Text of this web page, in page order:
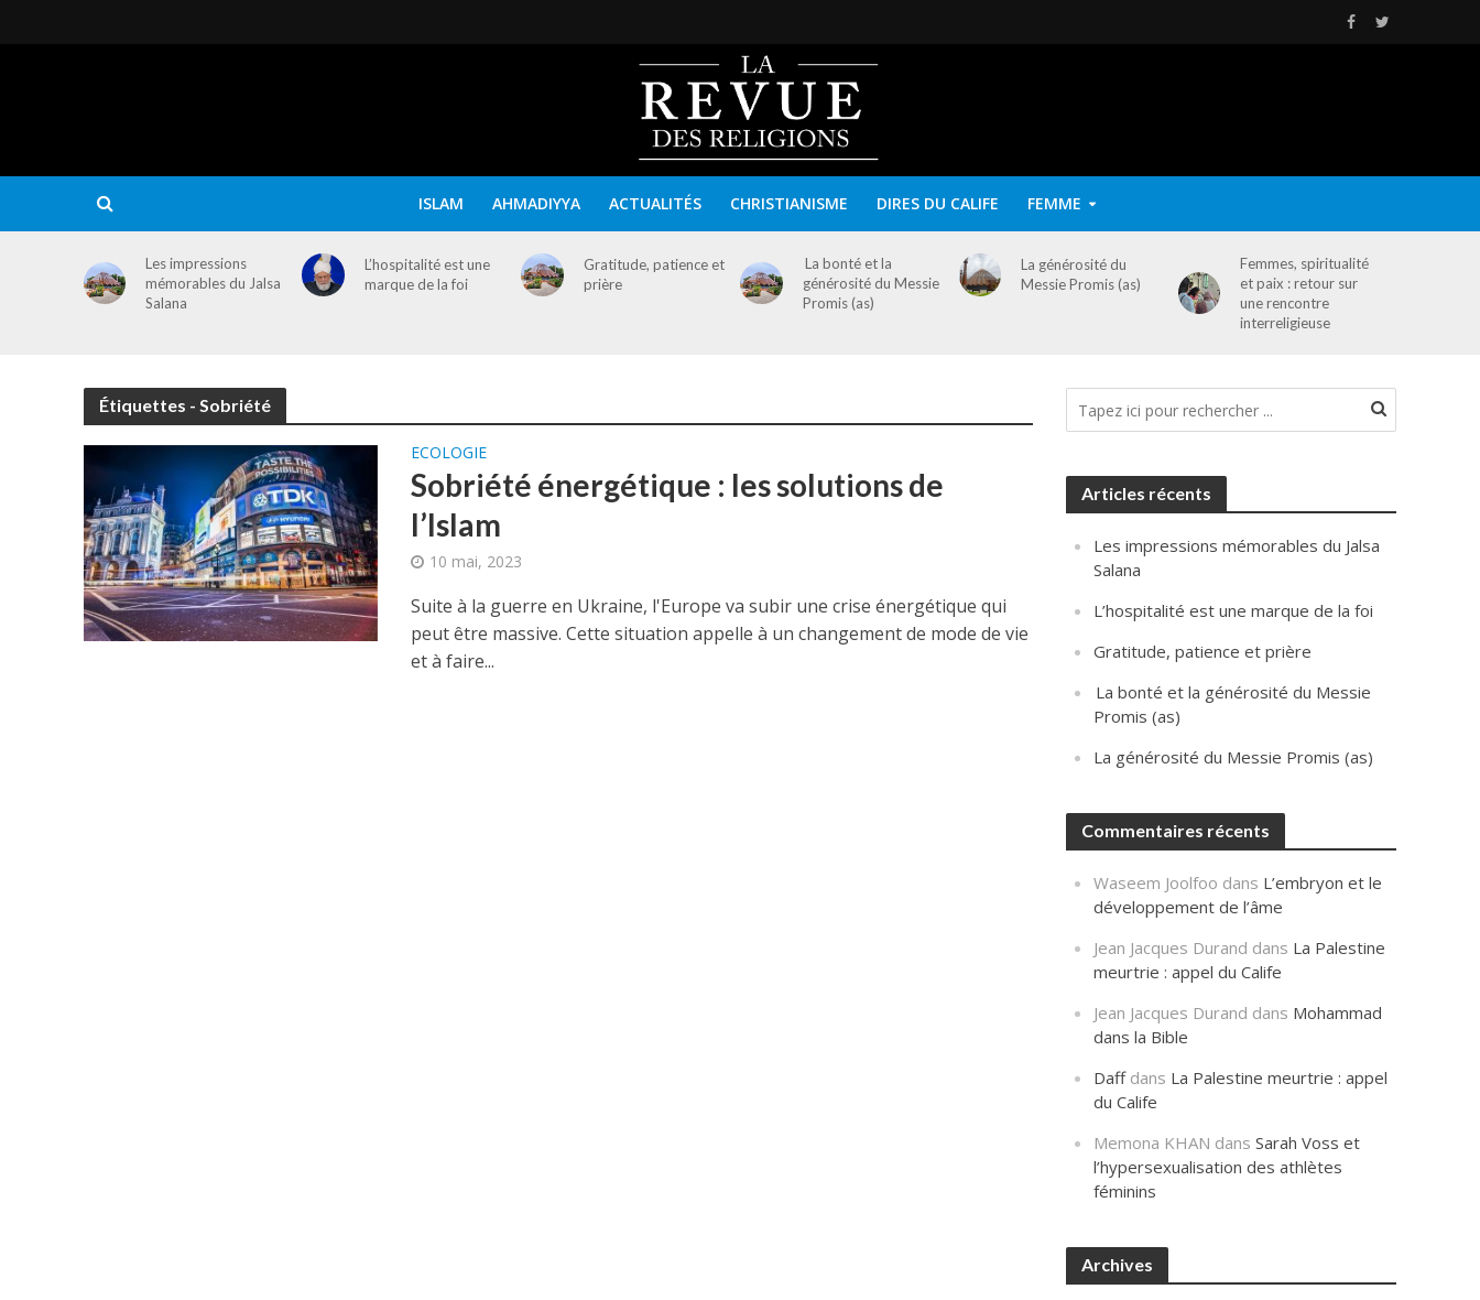
ISLAM AHMADIYYA ACTUALITÉS CHRISTIANISME DIRES DU CALIFE FEMME
Les impressions
mémorables du Jalsa
Salana
L’hospitalité est une
marque de la foi
Gratitude, patience et
prière
La bonté et la
générosité du Messie
Promis (as)
La générosité du
Messie Promis (as)
Femmes, spiritualité
et paix : retour sur
une rencontre
interreligieuse
Étiquettes - Sobriété
ECOLOGIE
Sobriété énergétique : les solutions de
l’Islam
10 mai, 2023
Suite à la guerre en Ukraine, l'Europe va subir une crise énergétique qui
peut être massive. Cette situation appelle à un changement de mode de vie
et à faire...
Articles récents
Les impressions mémorables du Jalsa
Salana
L’hospitalité est une marque de la foi
Gratitude, patience et prière
La bonté et la générosité du Messie
Promis (as)
La générosité du Messie Promis (as)
Commentaires récents
Waseem Joolfoo dans L’embryon et le
développement de l’âme
Jean Jacques Durand dans La Palestine
meurtrie : appel du Calife
Jean Jacques Durand dans Mohammad
dans la Bible
Daffdans La Palestine meurtrie : appel
du Calife
Memona KHAN dansSarah Voss et
l’hypersexualisation des athlètes
féminins
Archives